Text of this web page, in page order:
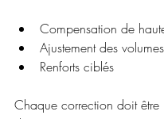
Compensation de
Ajustement des
Renforts ciblés
Chaque correction doit être